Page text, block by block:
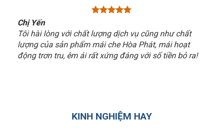
Chị Yến
Tôi hài lòng với chất lượng dịch vụ cũng như chất
lượng của sản phẩm mái che Hòa Phát, mái hoạt
động trơn tru, êm ái rất xứng đáng với số tiền bỏ ra!
KINH NGHIỆM HAY